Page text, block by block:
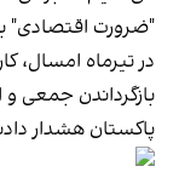
"ضرورت اقتصادی"
در تیرماه امسال،
بازگرداندن جمعی و
پاکستان هشدار